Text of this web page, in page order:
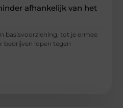
afhankelijk van het
basisvoorziening, tot je ermee
bedrijven lopen tegen